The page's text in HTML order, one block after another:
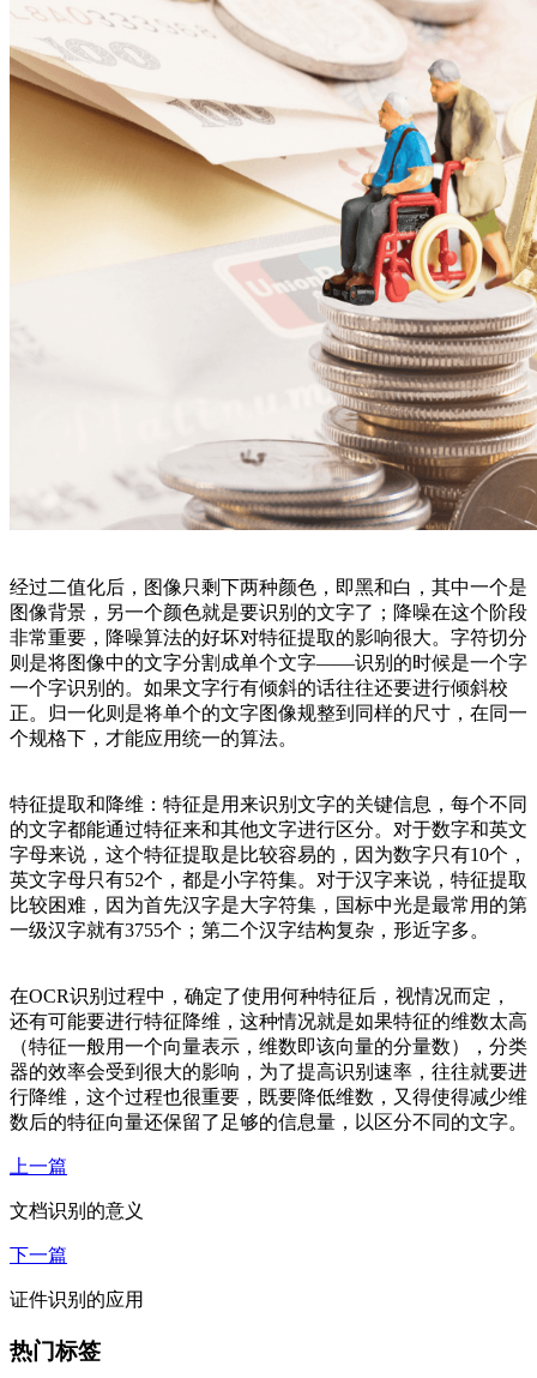
经过二值化后，图像只剩下两种颜色，即黑和白，其中一个是
图像背景，另一个颜色就是要识别的文字了；降噪在这个阶段
非常重要，降噪算法的好坏对特征提取的影响很大。字符切分
则是将图像中的文字分割成单个文字——识别的时候是一个字
一个字识别的。如果文字行有倾斜的话往往还要进行倾斜校
正。归一化则是将单个的文字图像规整到同样的尺寸，在同一
个规格下，才能应用统一的算法。
特征提取和降维：特征是用来识别文字的关键信息，每个不同
的文字都能通过特征来和其他文字进行区分。对于数字和英文
字母来说，这个特征提取是比较容易的，因为数字只有10个，
英文字母只有52个，都是小字符集。对于汉字来说，特征提取
比较困难，因为首先汉字是大字符集，国标中光是最常用的第
一级汉字就有3755个；第二个汉字结构复杂，形近字多。
在OCR识别 过程中， 确定了使用何种特征后，视情况而定，
还有可能要进行特征降维，这种情况就是如果特征的维数太高
（特征一般用一个向量表示，维数即该向量的分量数），分类
器的效率会受到很大的影响，为了提高识别速率，往往就要进
行降维，这个过程也很重要，既要降低维数，又得使得减少维
数后的特征向量还保留了足够的信息量，以区分不同的文字。
上一篇
文档识别的意义
下一篇
证件识别的应用
热门标签